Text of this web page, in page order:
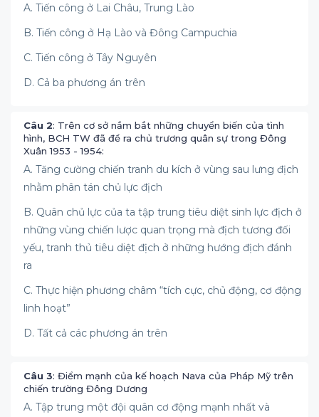
A. Tiến công ở Lai Châu, Trung Lào
B. Tiến công ở Hạ Lào và Đông Campuchia
C. Tiến công ở Tây Nguyên
D. Cả ba phương án trên
Câu 2: Trên cơ sở nắm bắt những chuyển biến của tình
hình, BCH TW đã đề ra chủ trương quân sự trong Đông
Xuân 1953 - 1954:
A. Tăng cường chiến tranh du kích ở vùng sau lưng địch
nhằm phân tán chủ lực địch
B. Quân chủ lực của ta tập trung tiêu diệt sinh lực địch ở
những vùng chiến lược quan trọng mà địch tương đối
yếu, tranh thủ tiêu diệt địch ở những hướng địch đánh
ra
C. Thực hiện phương châm “tích cực, chủ động, cơ động
linh hoạt”
D. Tất cả các phương án trên
Câu 3: Điểm mạnh của kế hoạch Nava của Pháp Mỹ trên
chiến trường Đông Dương
A. Tập trung một đội quân cơ động mạnh nhất và